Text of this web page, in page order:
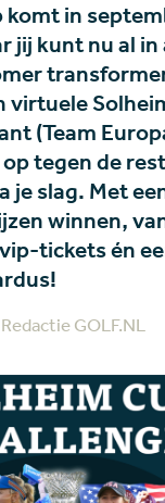
komt in
jij kunt nu al in
virtuele
(Team
tegen de
je slag. Met
winnen,
tickets én
Redactie GOLF.NL